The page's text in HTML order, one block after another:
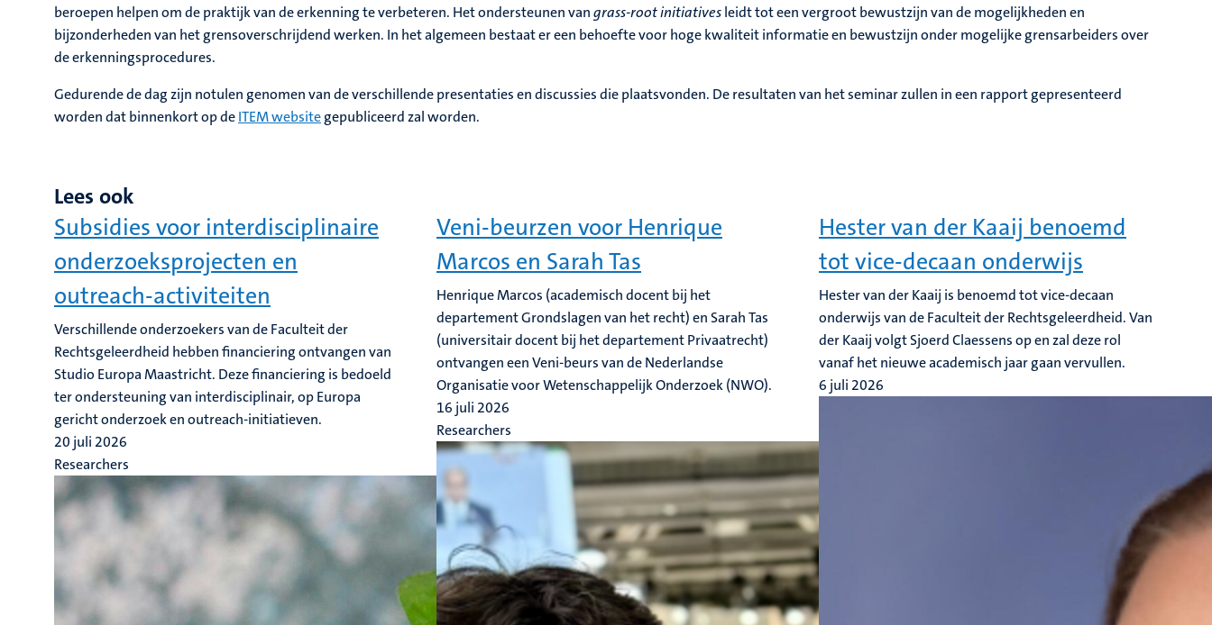
beroepen helpen om de praktijk van de erkenning te verbeteren. Het ondersteunen vangrass-root initiativesleidt tot een vergroot bewustzijn van de mogelijkheden en
bijzonderheden van het grensoverschrijdend werken. In het algemeen bestaat er een behoefte voor hoge kwaliteit informatie en bewustzijn onder mogelijke grensarbeiders over
de erkenningsprocedures.
Gedurende de dag zijn notulen genomen van de verschillende presentaties en discussies die plaatsvonden. De resultaten van het seminar zullen in een rapport gepresenteerd
worden dat binnenkort op deITEM websitegepubliceerd zal worden.
Lees ook
Subsidies voor interdisciplinaire
onderzoeksprojecten en
outreach-activiteiten
Verschillende onderzoekers van de Faculteit der
Rechtsgeleerdheid hebben financiering ontvangen van
Studio Europa Maastricht. Deze financiering is bedoeld
ter ondersteuning van interdisciplinair, op Europa
gericht onderzoek en outreach-initiatieven.
20 juli 2026
Researchers
Veni-beurzen voor Henrique
Marcos en Sarah Tas
Henrique Marcos (academisch docent bij het
departement Grondslagen van het recht) en Sarah Tas
(universitair docent bij het departement Privaatrecht)
ontvangen een Veni-beurs van de Nederlandse
Organisatie voor Wetenschappelijk Onderzoek (NWO).
16 juli 2026
Researchers
Hester van der Kaaij benoemd
tot vice-decaan onderwijs
Hester van der Kaaij is benoemd tot vice-decaan
onderwijs van de Faculteit der Rechtsgeleerdheid. Van
der Kaaij volgt Sjoerd Claessens op en zal deze rol
vanaf het nieuwe academisch jaar gaan vervullen.
6 juli 2026